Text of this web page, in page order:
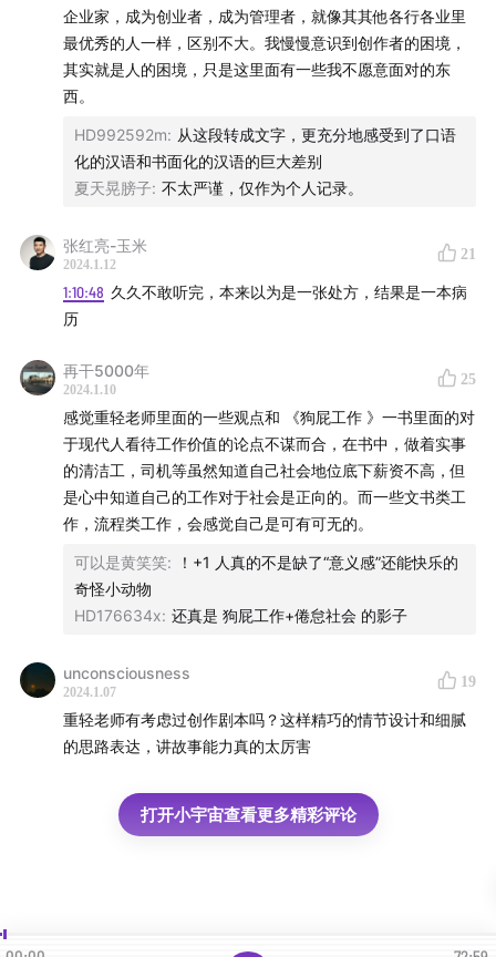
会员通讯计划的定价、权益（接收邮件+查阅历史文章+接
收偶尔的bonus节目）、订阅方式都在链接的页面里。一
2、欢迎用支付宝扫描这个二维码转账捐款。
你的留言我
能看到。
入邮件列表了。会员通讯的订阅方式请参考上一条。
企业家，成为创业者，成为管理者，就像其其他各行各业里
最优秀的人一样，区别不大。我慢慢意识到创作者的困境，
其实就是人的困境，只是这里面有一些我不愿意面对的东
西。
HD992592m: 从这段转成文字，更充分地感受到了口语
化的汉语和书面化的汉语的巨大差别
夏天晃膀子: 不太严谨，仅作为个人记录。
张红亮-玉米
2024.1.12
21
1:10:48 久久不敢听完，本来以为是一张处方，结果是一本病
历
再干5000年
2024.1.10
25
感觉重轻老师里面的一些观点和 《狗屁工作 》一书里面的对
于现代人看待工作价值的论点不谋而合，在书中，做着实事
的清洁工，司机等虽然知道自己社会地位底下薪资不高，但
是心中知道自己的工作对于社会是正向的。而一些文书类工
作，流程类工作，会感觉自己是可有可无的。
可以是黄笑笑:
！+1 人真的不是缺了“意义感”还能快乐的
奇怪小动物
HD176634x: 还真是 狗屁工作+倦怠社会 的影子
unconsciousness
2024.1.07
19
重轻老师有考虑过创作剧本吗？这样精巧的情节设计和细腻
的思路表达，讲故事能力真的太厉害
打开小宇宙查看更多精彩评论